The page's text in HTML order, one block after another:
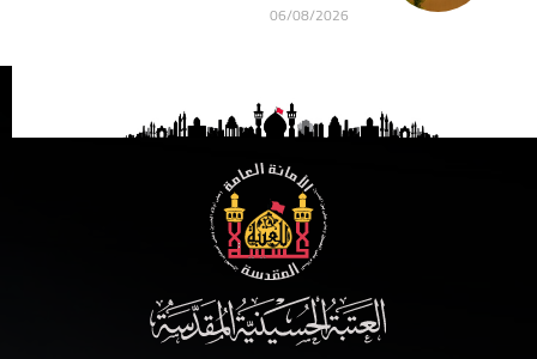
06/08/2026